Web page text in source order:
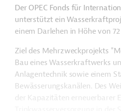
Der OPEC Fonds für
unterstützt ein
einem Darlehen in Höhe von
Ziel des Mehrzweckprojekts
Bau eines Wasserkraftwerks
Anlagentechnik sowie einem
Bewässerungskanälen. Des
der Kapazitäten erneuerbarer